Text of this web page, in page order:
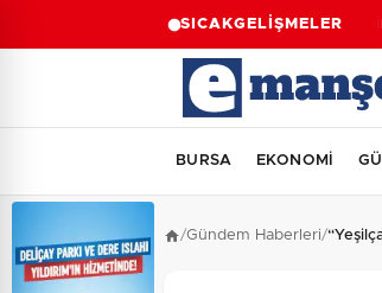
SICAKGELİŞMELERİzmir
BURSA EKONOMİ
/Gündem Haberleri/